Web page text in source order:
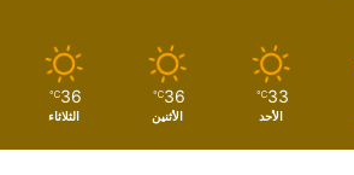
33
℃
الأحد
36
℃
الأثنين
36
℃
الثلاثاء